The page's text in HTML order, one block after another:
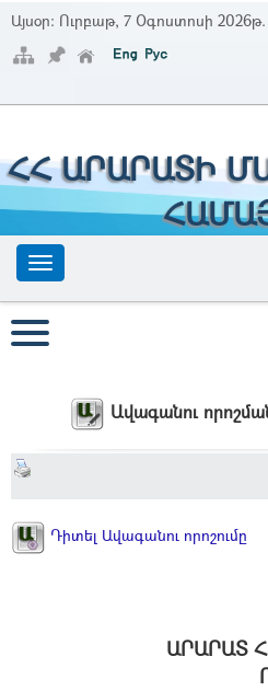
Այսօր: Ուրբաթ, 7 Օգոստոսի 2026թ.
ՀՀ ԱՐԱՐԱՏԻ
Ավագանու
Դիտել Ավագանու որոշումը
ԱՐԱՐԱՏ